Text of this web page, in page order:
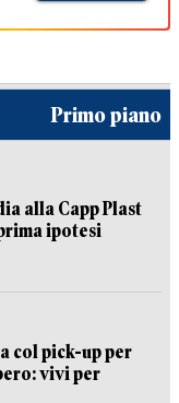
Primo piano
alla Capp Plast
ipotesi
col pick-up per
vivi per